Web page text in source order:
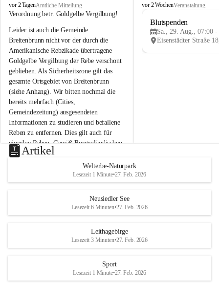
B
r
i
t
e
n
b
r
u
n
n
a
m
N
e
u
s
d
S
vor 2 TagenAmtliche Mitteilung
Verordnung betr. Goldgelbe Vergilbung!
Leider ist auch die Gemeinde
Breitenbrunn nicht vor der durch die
Amerikanische Rebzikade übertragene
Goldgelbe Vergilbung der Rebe verschont
geblieben. Als Sicherheitszone gilt das
gesamte Ortsgebiet von Breitenbrunn
(siehe Anhang). Wir bitten nochmal die
bereits mehrfach (Cities,
Gemeindezeitung) ausgesendeten
Informationen zu studieren und befallene
Reben zu entfernen. Dies gilt auch für
einzelne Reben. Gemäß Burgenländischen
Weinbaugesetz sind nicht gepflegte oder
unzulässige Weingärten zu roden! Bitte
helfen wir zusammen um unsere Winzer
vor den prognostizierten Ernteausfällen
und den daraus folgenden wirtschaftlichen
Maßnahmen zur Bekämpfung
Rebe und der Amerikanischen
B
e
u
e
d
r
S
vor 2 WochenVeranstaltung
Blutspenden
Sa., 29. Aug., 07:00 -
Artikel
Welterbe-Naturpark
Lesezeit 1 Minute•27. Feb. 2026
Neusiedler See
Lesezeit 6 Minuten•27. Feb. 2026
Leithagebirge
Lesezeit 3 Minuten•27. Feb. 2026
Sport
Lesezeit 1 Minute•27. Feb. 2026